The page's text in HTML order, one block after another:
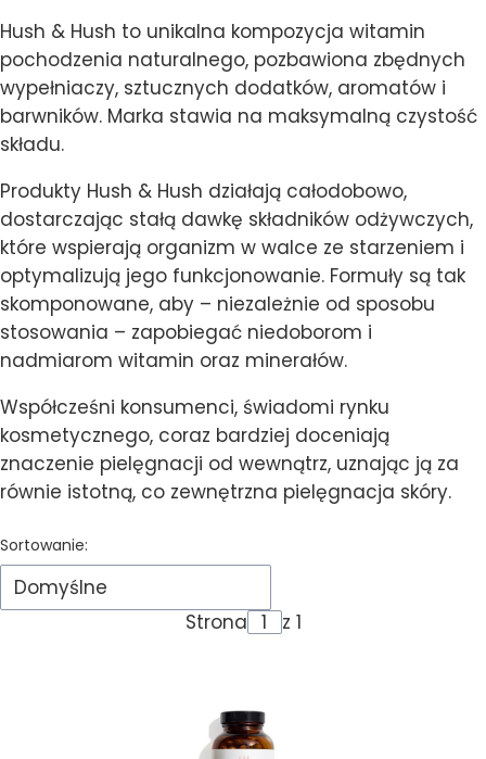
Hush & Hush to unikalna kompozycja witamin
pochodzenia naturalnego, pozbawiona zbędnych
wypełniaczy, sztucznych dodatków, aromatów i
barwników. Marka stawia na maksymalną czystość
składu.
Produkty Hush & Hush działają całodobowo,
dostarczając stałą dawkę składników odżywczych,
które wspierają organizm w walce ze starzeniem i
optymalizują jego funkcjonowanie. Formuły są tak
skomponowane, aby – niezależnie od sposobu
stosowania – zapobiegać niedoborom i
nadmiarom witamin oraz minerałów.
Współcześni konsumenci, świadomi rynku
kosmetycznego, coraz bardziej doceniają
znaczenie pielęgnacji od wewnątrz, uznając ją za
równie istotną, co zewnętrzna pielęgnacja skóry.
Lista produktów
Sortowanie:
Domyślne
Strona
z 1